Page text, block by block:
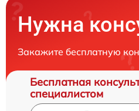
Нужна
Закажите бесплатную
Бесплатная
специалистом